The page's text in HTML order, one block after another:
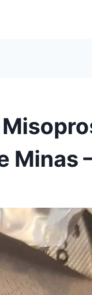
Minas